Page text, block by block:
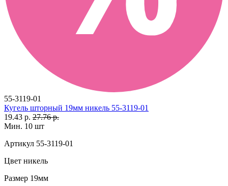
55-3119-01
Кугель шторный 19мм никель 55-3119-01
19.43 р. 27.76 р.
Мин. 10 шт
Артикул 55-3119-01
Цвет никель
Размер 19мм